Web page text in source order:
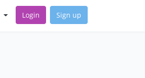
Login Sign up